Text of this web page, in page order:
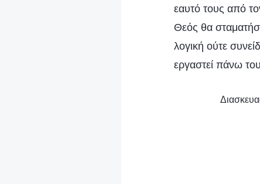
εαυτό τους από
Θεός θα
λογική ούτε
εργαστεί πάνω